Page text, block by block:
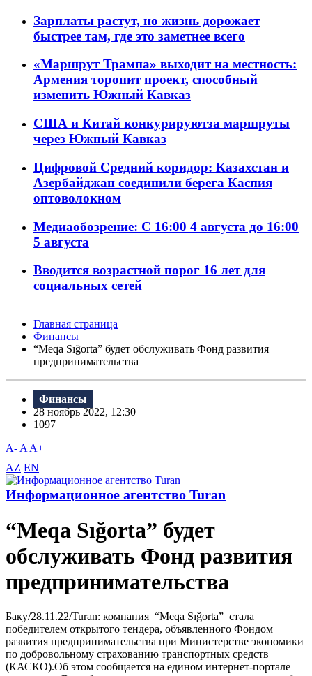
Зарплаты растут, но жизнь дорожает
быстрее там, где это заметнее всего
«Маршрут Трампа» выходит на местность:
Армения торопит проект, способный
изменить Южный Кавказ
США и Китай конкурируютза маршруты
через Южный Кавказ
Цифровой Средний коридор: Казахстан и
Азербайджан соединили берега Каспия
оптоволокном
Медиаобозрение: С 16:00 4 августа до 16:00
5 августа
Вводится возрастной порог 16 лет для
социальных сетей
Главная страница
Финансы
“Meqa Sığorta” будет обслуживать Фонд развития
предпринимательства
Финансы
28 ноябрь 2022, 12:30
1097
A- A A+
AZ EN
Информационное агентство Turan
“Meqa Sığorta” будет
обслуживать Фонд развития
предпринимательства
Баку/28.11.22/Turan: компания “Meqa Sığorta” стала
победителем открытого тендера, объявленного Фондом
развития предпринимательства при Министерстве экономики
по добровольному страхованию транспортных средств
(КАСКО).Об этом сообщается на едином интернет-портале